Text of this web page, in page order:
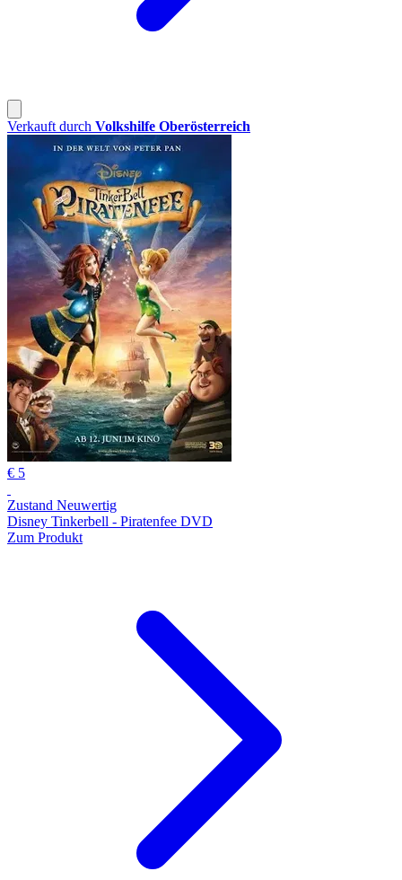
Verkauft durch Volkshilfe Oberösterreich
€ 5
Zustand Neuwertig
Disney Tinkerbell - Piratenfee DVD
Zum Produkt